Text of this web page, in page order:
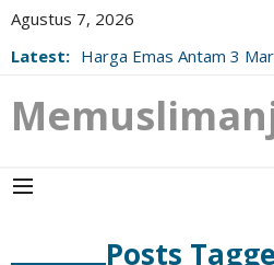
Agustus 7, 2026
Latest: Harga Emas Antam 3
Posts